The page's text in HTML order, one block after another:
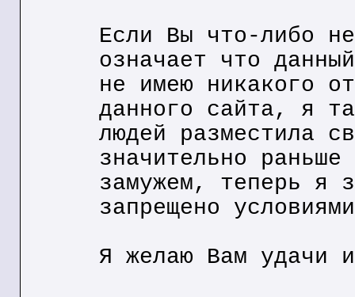
Если Вы что-либо
означает что
не имею никакого
данного сайта, я
людей разместила
значительно
замужем, теперь я
запрещено
Я желаю Вам удачи